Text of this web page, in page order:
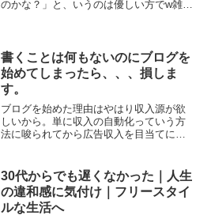
のかな？」と、いうのは優しい方でw雑に
は自分でできるようにす...
書くことは何もないのにブログを
始めてしまったら、、、損しま
す。
ブログを始めた理由はやはり収入源が欲
しいから。単に収入の自動化っていう方
法に唆られてから広告収入を目当てに
ピックをまとめてそれぞれ書き溜めてお
きたいって人もいますよね。...
30代からでも遅くなかった｜人生
の違和感に気付け｜フリースタイ
ルな生活へ